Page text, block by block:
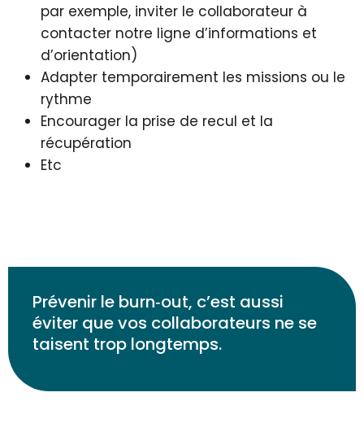
par exemple, inviter le collaborateur à
contacter notre ligne d’informations et
d’orientation)
Adapter temporairement les missions ou le
rythme
Encourager la prise de recul et la
récupération
Etc
Prévenir le burn‑out, c’est aussi
éviter que vos collaborateurs ne se
taisent trop longtemps.